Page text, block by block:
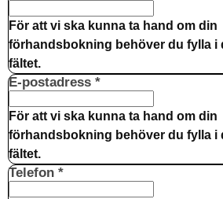
För att vi ska kunna ta hand om din
förhandsbokning behöver du fylla i
fältet.
E-postadress Required
*
För att vi ska kunna ta hand om din
förhandsbokning behöver du fylla i
fältet.
Telefon Required
*